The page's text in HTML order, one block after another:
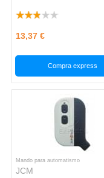
13,37 €
Compra express
Mando para automatismo
JCM